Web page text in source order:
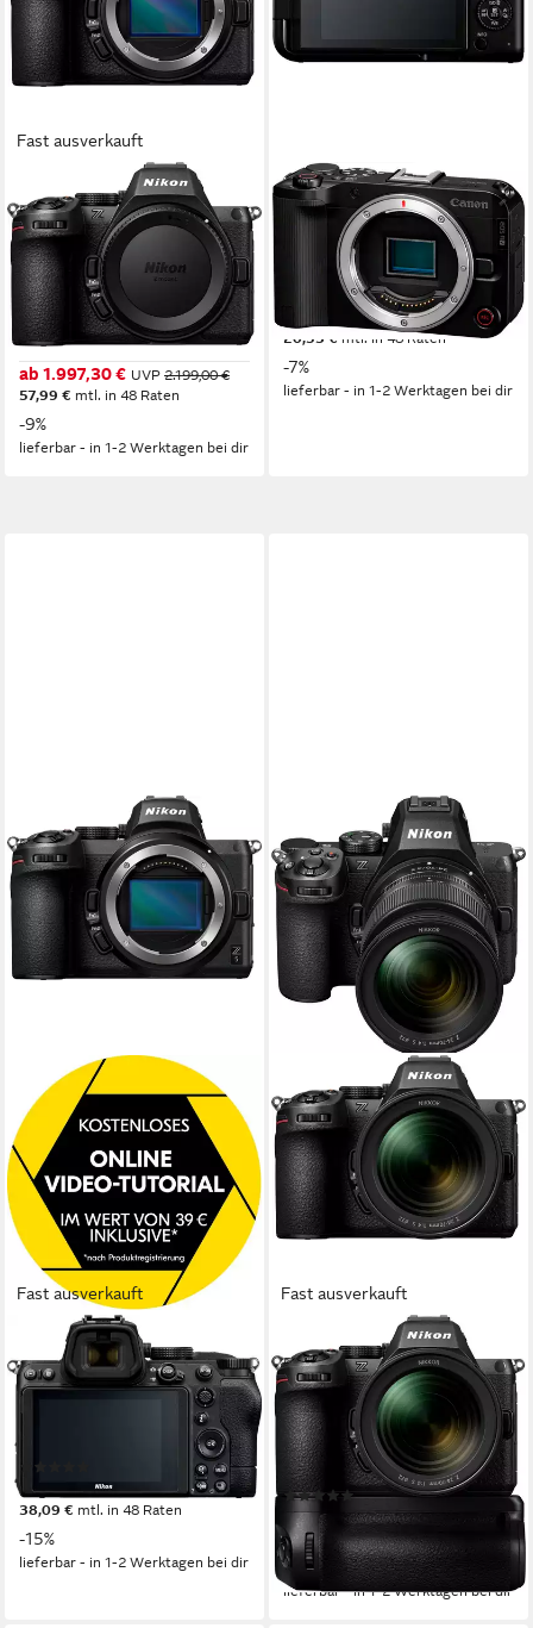
Fast ausverkauft
Kit Z5II + Nikkor Z 24-50mm
f4-6.3 Vollformat-
Digitalkamera
24,5 MP
Auflösung Foto
4K Ultra HD Auflösung Video
24-50 mm Brennweite
ab 1.997,30 € UVP 2.199,00 €
57,99 € mtl. in 48 Raten
-9%
lieferbar - in 1-2 Werktagen bei dir
CANON
EOS R50 V Systemkamera
25,5 MP Auflösung Foto
4K Ultra HD
Auflösung Video
Canon RF Anschluss
UVP759,00 €
20,53 € mtl. in 48 Raten
-7%
lieferbar - in 1-2 Werktagen bei dir
Fast ausverkauft
Z 5 Systemkamera-Body
24,3 MP
4K Ultra HD
Auflösung Video
1.311,80 € UVP1.549,00 €
38,09 € mtl. in 48 Raten
-15%
lieferbar - in 1-2 Werktagen bei dir
Fast ausverkauft
Kit Z5II + Nikkor Z 24-70mm
f4 S Vollformat-Digitalkamera
24,5 MP
Auflösung Foto
4K Ultra HD Auflösung Video
24-70 mm Brennweite
(1)
2.299,00 € UVP 2.499,00 €
66,75 €
mtl. in 48 Raten
-8%
lieferbar - in 1-2 Werktagen bei dir